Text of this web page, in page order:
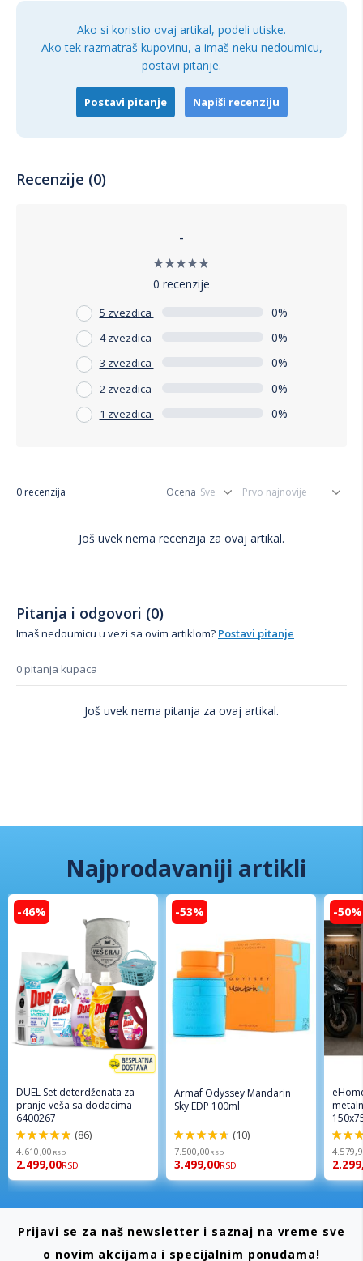
funkcionalnost čine je idealnim dodatkom svakom domu.
Investirajte u kvalitet i stil sa ovom prelepom klupom.
Ako si koristio ovaj artikal, podeli utiske.
Ako tek razmatraš kupovinu, a imaš neku nedoumicu,
postavi pitanje.
Postavi pitanje Napiši recenziju
Recenzije (0)
-
0 recenzije
5 zvezdica 0%
4 zvezdica 0%
3 zvezdica 0%
2 zvezdica 0%
1 zvezdica 0%
0 recenzija Ocena
Još uvek nema recenzija za ovaj artikal.
Pitanja i odgovori (0)
Imaš nedoumicu u vezi sa ovim artiklom? Postavi pitanje
0 pitanja kupaca
Još uvek nema pitanja za ovaj artikal.
Najprodavaniji artikli
-46%
DUEL Set deterdženata za
pranje veša sa dodacima
6400267
98%
(86)
4.610,00RSD
2.499,00RSD
-53%
Armaf Odyssey Mandarin
Sky EDP 100ml
94%
(10)
7.500,00RSD
3.499,00RSD
-50%
96%
Prijavi se za naš newsletter i saznaj na vreme sve
o novim akcijama i specijalnim ponudama!